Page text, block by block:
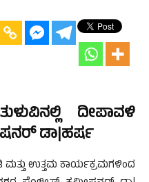
ದೀಪಾವಳಿ
ಡಾ|ಹರ್ಷ
ಮತ್ತು ಉತ್ತಮ ಕಾರ್ಯಕ್ರಮಗಳಿಂದ